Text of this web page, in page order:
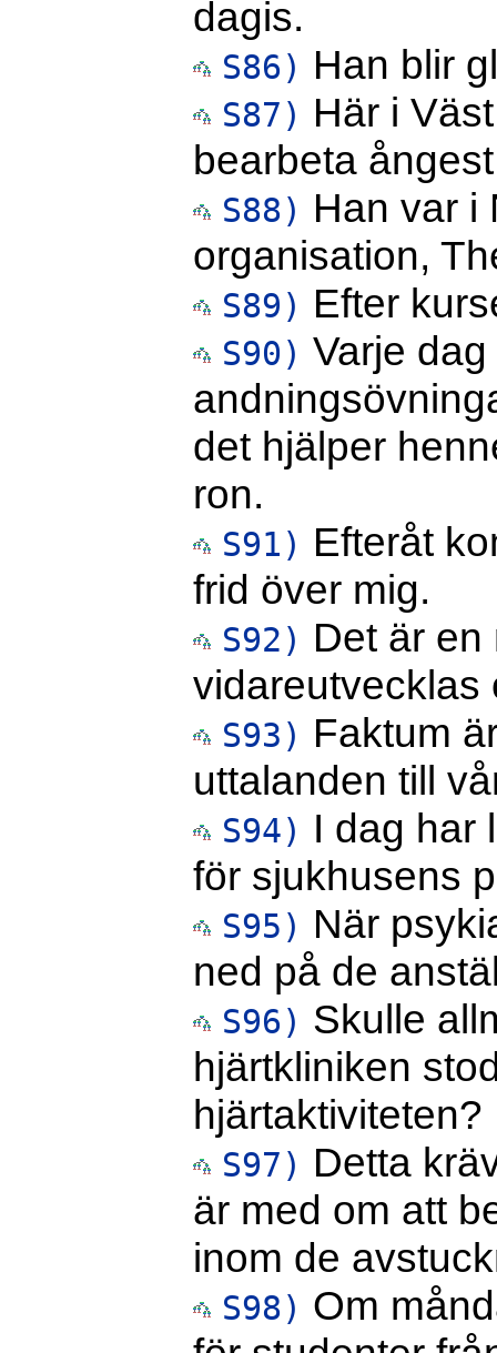
dagis.
S86) Han blir
S87) Här i
bearbeta
S88) Han var i
organisation,
S89) Efter
S90) Varje
det hjälper
ron.
S91) Efteråt
frid över mig.
S92) Det är
vidareutvecklas
S93) Faktum
uttalanden till
S94) I dag har
för sjukhusens
S95) När
ned på de
S96) Skulle
hjärtkliniken
hjärtaktiviteten?
S97) Detta
är med om att
inom de
S98) Om